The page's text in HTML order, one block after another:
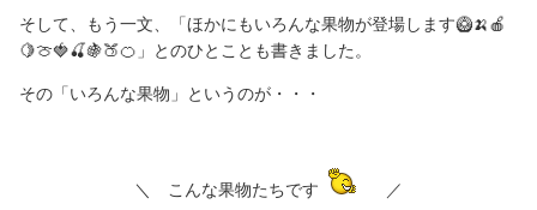
そして、もう一文、「ほかにもいろんな果物が登場します🥝🍌🍎
🍋🍈🍓🍒🍇🍑🍊」とのひとことも書きました。
その「いろんな果物」というのが・・・
＼ こんな果物たちです ／